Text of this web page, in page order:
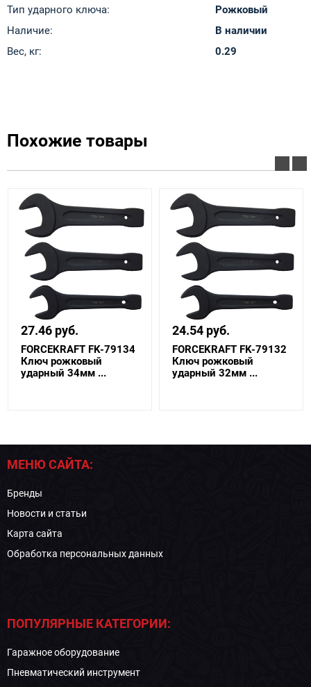
Тип ударного ключа:
Рожковый
Наличие:
В наличии
Вес, кг:
0.29
Похожие товары
27.46 руб.
FORCEKRAFT FK-79134
Ключ рожковый
ударный 34мм ...
24.54 руб.
FORCEKRAFT FK-79132
Ключ рожковый
ударный 32мм ...
МЕНЮ САЙТА:
Бренды
Новости и статьи
Карта сайта
Обработка персональных данных
ПОПУЛЯРНЫЕ КАТЕГОРИИ:
Гаражное оборудование
Пневматический инструмент